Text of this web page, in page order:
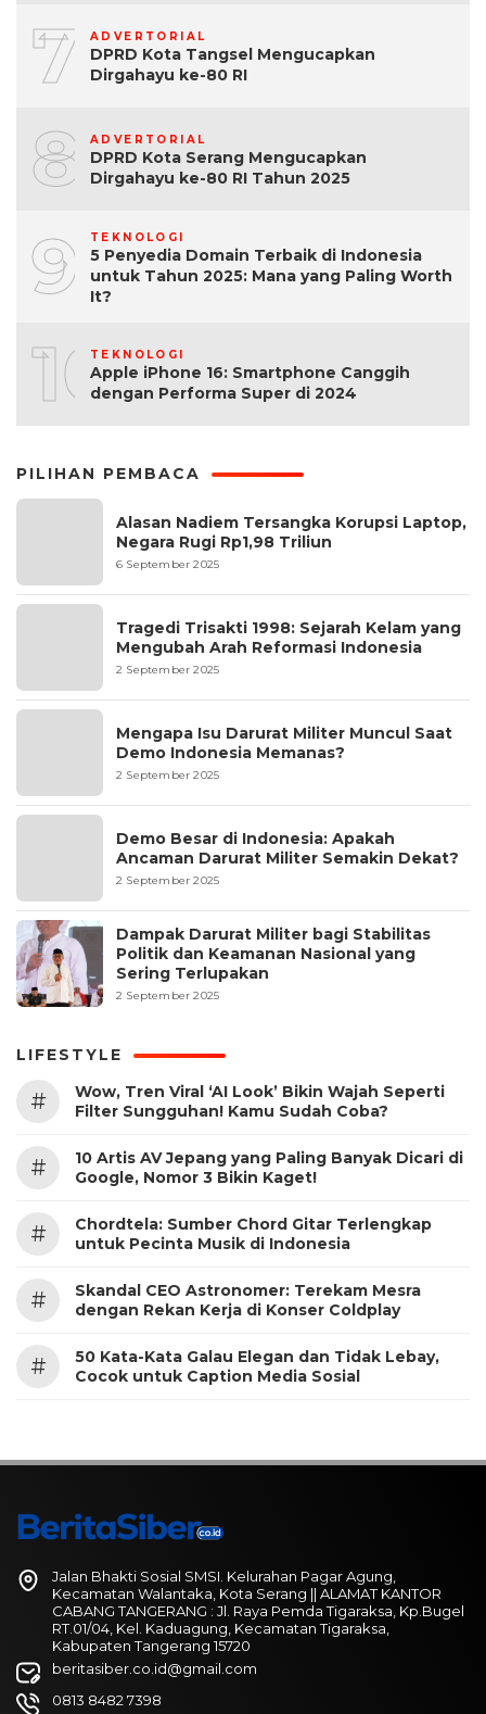
7 ADVERTORIAL
DPRD Kota Tangsel Mengucapkan
Dirgahayu ke-80 RI
8 ADVERTORIAL
DPRD Kota Serang Mengucapkan
Dirgahayu ke-80 RI Tahun 2025
9 TEKNOLOGI
5 Penyedia Domain Terbaik di Indonesia
untuk Tahun 2025: Mana yang Paling Worth
It?
10TEKNOLOGI
Apple iPhone 16: Smartphone Canggih
dengan Performa Super di 2024
PILIHAN PEMBACA
Alasan Nadiem Tersangka Korupsi Laptop,
Negara Rugi Rp1,98 Triliun
6 September 2025
Tragedi Trisakti 1998: Sejarah Kelam yang
Mengubah Arah Reformasi Indonesia
2 September 2025
Mengapa Isu Darurat Militer Muncul Saat
Demo Indonesia Memanas?
2 September 2025
Demo Besar di Indonesia: Apakah
Ancaman Darurat Militer Semakin Dekat?
2 September 2025
Dampak Darurat Militer bagi Stabilitas
Politik dan Keamanan Nasional yang
Sering Terlupakan
2 September 2025
LIFESTYLE
#
Wow, Tren Viral ‘AI Look’ Bikin Wajah Seperti
Filter Sungguhan! Kamu Sudah Coba?
#
10 Artis AV Jepang yang Paling Banyak Dicari di
Google, Nomor 3 Bikin Kaget!
#
Chordtela: Sumber Chord Gitar Terlengkap
untuk Pecinta Musik di Indonesia
#
Skandal CEO Astronomer: Terekam Mesra
dengan Rekan Kerja di Konser Coldplay
#
50 Kata-Kata Galau Elegan dan Tidak Lebay,
Cocok untuk Caption Media Sosial
Jalan Bhakti Sosial SMSI. Kelurahan Pagar Agung,
Kecamatan Walantaka, Kota Serang || ALAMAT KANTOR
CABANG TANGERANG : Jl. Raya Pemda Tigaraksa, Kp.Bugel
RT.01/04, Kel. Kaduagung, Kecamatan Tigaraksa,
Kabupaten Tangerang 15720
beritasiber.co.id@gmail.com
0813 8482 7398